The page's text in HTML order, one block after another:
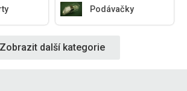
Podávačky
Zobrazit další kategorie